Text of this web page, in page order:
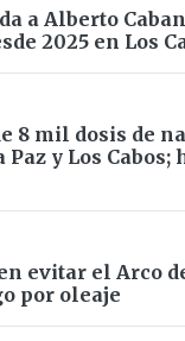
a Alberto
2025 en Los
8 mil dosis de
y Los Cabos;
evitar el Arco
por oleaje